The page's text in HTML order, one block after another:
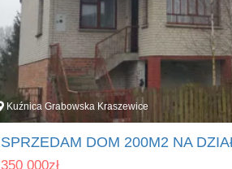
Kuźnica Grabowska Kraszewice
SPRZEDAM DOM 200M2 NA
350 000zł